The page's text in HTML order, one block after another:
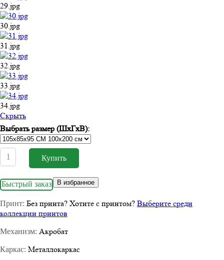
29.jpg
30.jpg
31.jpg
32.jpg
33.jpg
34.jpg
Cкрыть
Выбрать размер (ШхГхВ):
Быстрый заказ В избранное
Принт: Без принта? Хотите с принтом? Выберите среди
коллекции принтов
Механизм: Акробат
Каркас: Металлокаркас